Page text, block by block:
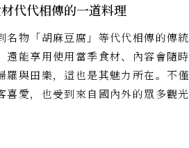
代代相傳的一道料理
名物「胡麻豆腐」等代代相傳的傳統
還能享用使用當季食材、內容會隨時
羅與田樂，這也是其魅力所在。不僅
喜愛，也受到來自國內外的眾多觀光